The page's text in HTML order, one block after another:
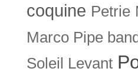
coquine Petrie
Marco Pipe
Soleil Levant